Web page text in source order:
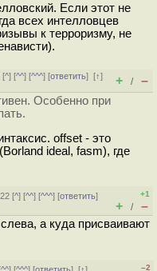
Если этот не
всех интелловцев
к терроризму, не
[^] [^^] [^^^] [ответить][↑]
+ / –
Особенно при
offset - это
ideal, fasm), где
[^] [^^] [^^^] [ответить]
+1
+ / –
а куда присваивают
–2